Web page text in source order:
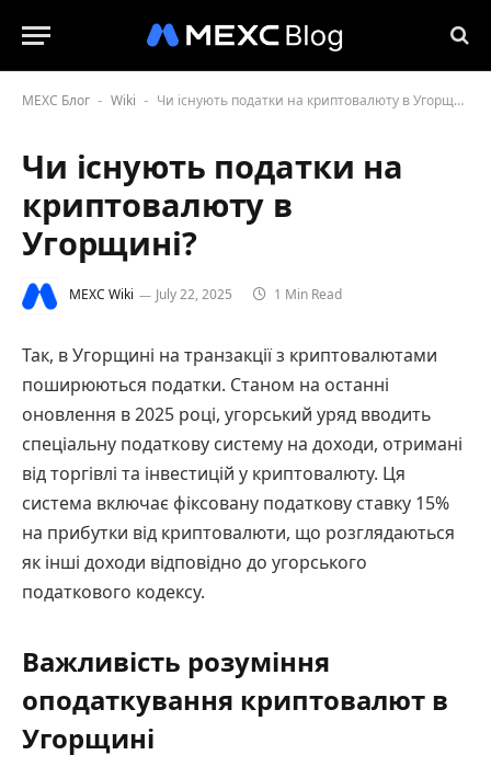
MEXC Блог - Wiki - Чи існують податки на криптовалюту в Угорщині?
Чи існують податки на
криптовалюту в
Угорщині?
MEXC Wiki July 22, 2025 1 Min Read
Так, в Угорщині на транзакції з криптовалютами
поширюються податки. Станом на останні
оновлення в 2025 році, угорський уряд вводить
спеціальну податкову систему на доходи, отримані
від торгівлі та інвестицій у криптовалюту. Ця
система включає фіксовану податкову ставку 15%
на прибутки від криптовалюти, що розглядаються
як інші доходи відповідно до угорського
податкового кодексу.
Важливість розуміння
оподаткування криптовалют в
Угорщині